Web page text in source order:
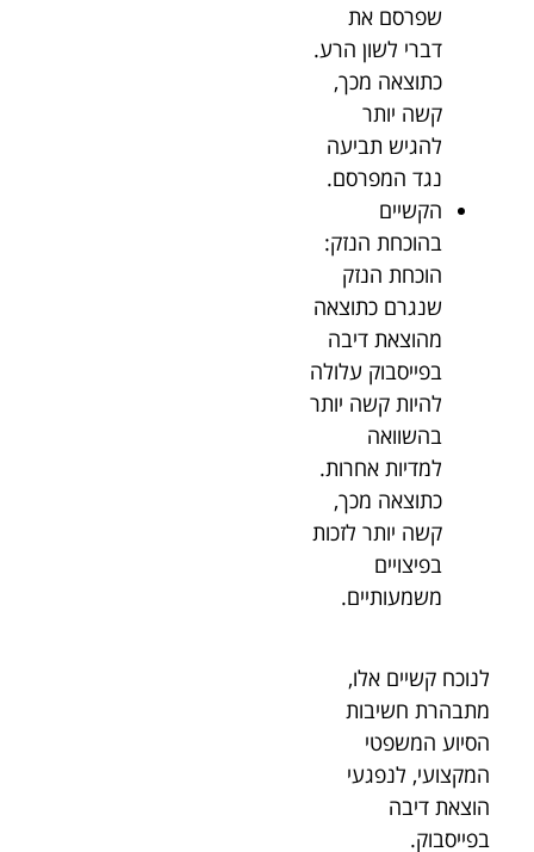
שפרסם את
דברי לשון הרע.
כתוצאה מכך,
קשה יותר
להגיש תביעה
נגד המפרסם.
הקשיים
בהוכחת הנזק:
הוכחת הנזק
שנגרם כתוצאה
מהוצאת דיבה
בפייסבוק עלולה
להיות קשה יותר
בהשוואה
למדיות אחרות.
כתוצאה מכך,
קשה יותר לזכות
בפיצויים
משמעותיים.
לנוכח קשיים אלו,
מתבהרת חשיבות
הסיוע המשפטי
המקצועי, לנפגעי
הוצאת דיבה
בפייסבוק.